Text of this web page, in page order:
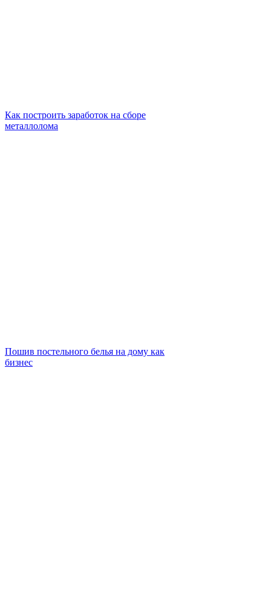
Как построить заработок на сборе
металлолома
Пошив постельного белья на дому как
бизнес